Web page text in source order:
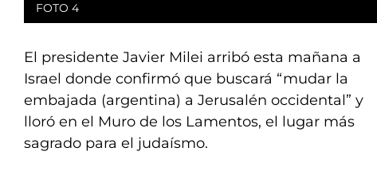
FOTO 4
El presidente Javier Milei arribó esta mañana a
Israel donde confirmó que buscará “mudar la
embajada (argentina) a Jerusalén occidental” y
lloró en el Muro de los Lamentos, el lugar más
sagrado para el judaísmo.